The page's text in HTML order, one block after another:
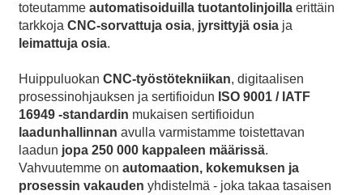
toteutamme automatisoiduilla tuotantolinjoillaerittäin
tarkkoja CNC-sorvattuja osia, jyrsittyjä osiaja
leimattuja osia.
Huippuluokan CNC-työstötekniikan, digitaalisen
prosessinohjauksen ja sertifioidun ISO 9001 / IATF
16949 -standardin mukaisen sertifioidun
laadunhallinnan avulla varmistamme toistettavan
laadun jopa 250 000 kappaleen määrissä.
Vahvuutemme on automaation, kokemuksen ja
prosessin vakauden yhdistelmä - joka takaa tasaisen